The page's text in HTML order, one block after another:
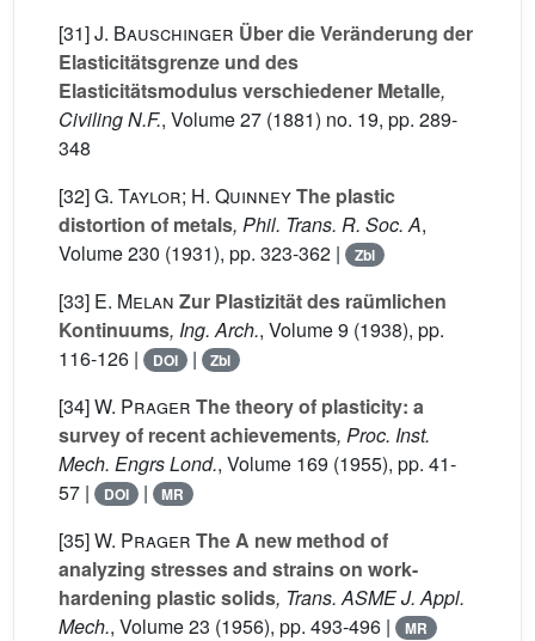
[31]J. Bauschinger Über die Veränderung der
Elasticitätsgrenze und des
Elasticitätsmodulus verschiedener Metalle,
Civiling N.F., Volume 27 (1881) no. 19, pp. 289-
348
[32]G. Taylor; H. QuinneyThe plastic
distortion of metals, Phil. Trans. R. Soc. A,
Volume 230 (1931), pp. 323-362 | Zbl
[33] E. Melan Zur Plastizität des raümlichen
Kontinuums, Ing. Arch., Volume 9 (1938), pp.
116-126 |
DOI | Zbl
[34]W. Prager The theory of plasticity: a
survey of recent achievements, Proc. Inst.
Mech. Engrs Lond., Volume 169 (1955), pp. 41-
57 |
DOI | MR
[35]W. Prager The A new method of
analyzing stresses and strains on work-
hardening plastic solids, Trans. ASME J. Appl.
Mech., Volume 23 (1956), pp. 493-496 | MR